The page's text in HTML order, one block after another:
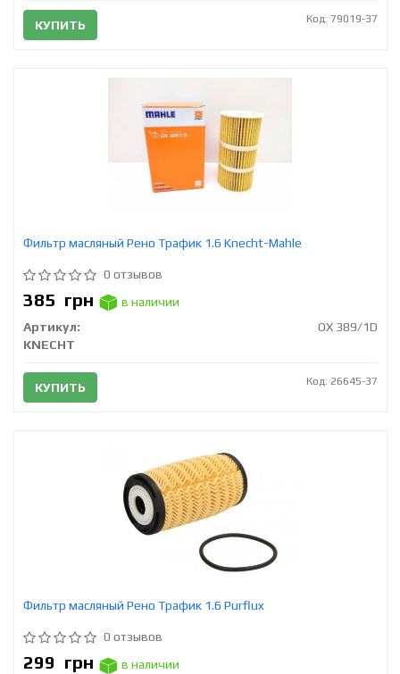
КУПИТЬ Код: 79019-37
Фильтр масляный Рено Трафик 1.6 Knecht-Mahle
0 отзывов
385 грн
в наличии
Артикул:
OX 389/1D
KNECHT
КУПИТЬ Код: 26645-37
Фильтр масляный Рено Трафик 1.6 Purflux
0 отзывов
299 грн
в наличии